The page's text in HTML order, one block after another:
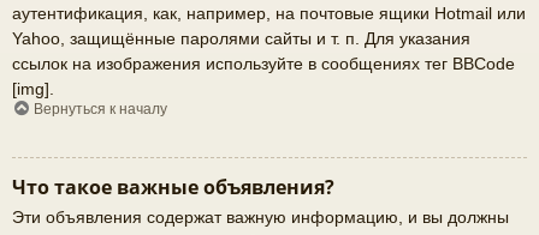
аутентификация, как, например, на почтовые ящики Hotmail или
Yahoo, защищённые паролями сайты и т. п. Для указания
ссылок на изображения используйте в сообщениях тег BBCode
[img].
Вернуться к началу
Что такое важные объявления?
Эти объявления содержат важную информацию, и вы должны